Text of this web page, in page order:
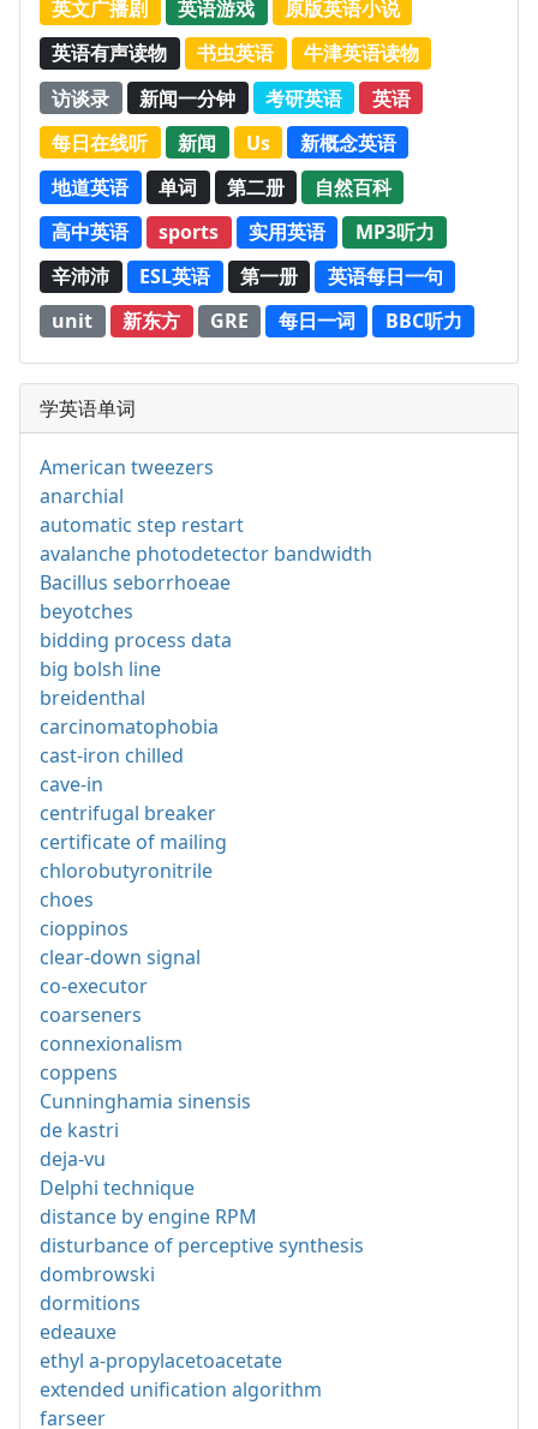
英文广播剧 英语游戏
原版英语小说
英语有声读物
书虫英语
牛津英语读物
访谈录
新闻一分钟 考研英语
英语
每日在线听
新闻 Us
新概念英语
地道英语
单词 第二册
自然百科
高中英语
sports 实用英语
MP3听力
辛沛沛
ESL英语 第一册
英语每日一句
unit
新东方 GRE 每日一词 BBC听力
学英语单词
American tweezers
anarchial
automatic step restart
avalanche photodetector bandwidth
Bacillus seborrhoeae
beyotches
bidding process data
big bolsh line
breidenthal
carcinomatophobia
cast-iron chilled
cave-in
centrifugal breaker
certificate of mailing
chlorobutyronitrile
choes
cioppinos
clear-down signal
co-executor
coarseners
connexionalism
coppens
Cunninghamia sinensis
de kastri
deja-vu
Delphi technique
distance by engine RPM
disturbance of perceptive synthesis
dombrowski
dormitions
edeauxe
ethyl a-propylacetoacetate
extended unification algorithm
farseer